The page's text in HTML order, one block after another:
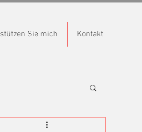
Sie mich Kontakt